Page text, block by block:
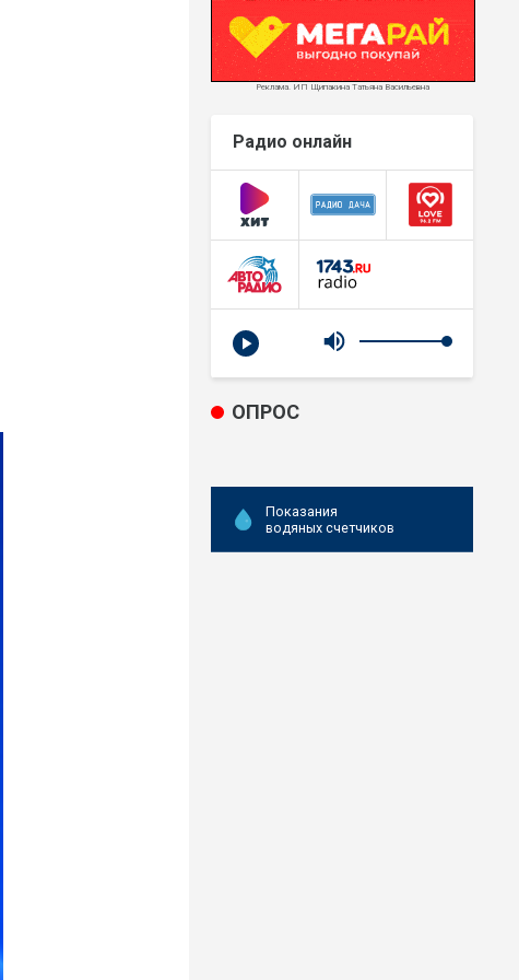
Реклама. ИП Щипакина Татьяна Васильевна
Радио онлайн
ОПРОС
Показания
водяных счетчиков